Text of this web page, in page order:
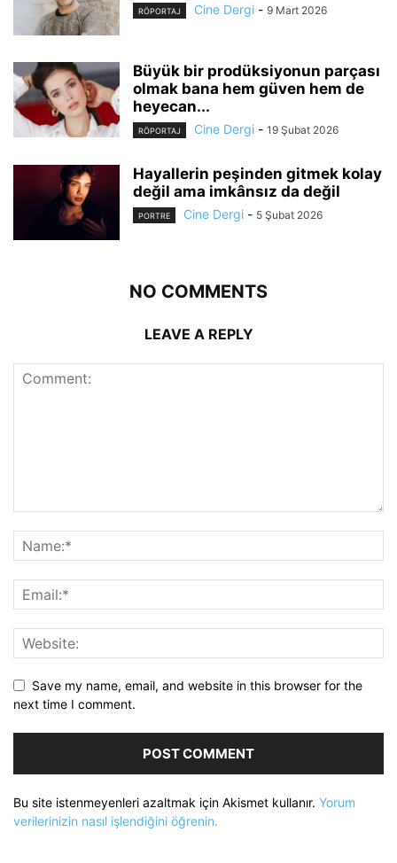
RÖPORTAJ Cine Dergi - 9 Mart 2026
Büyük bir prodüksiyonun parçası
olmak bana hem güven hem de
heyecan...
RÖPORTAJ Cine Dergi - 19 Şubat 2026
Hayallerin peşinden gitmek kolay
değil ama imkânsız da değil
PORTRE Cine Dergi - 5 Şubat 2026
NO COMMENTS
LEAVE A REPLY
Save my name, email, and website in this browser for the
next time I comment.
Bu site istenmeyenleri azaltmak için Akismet kullanır. Yorum
verilerinizin nasıl işlendiğini öğrenin.